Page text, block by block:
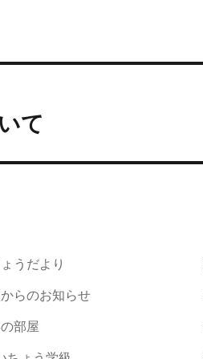
て
うだより
らのお知らせ
部屋